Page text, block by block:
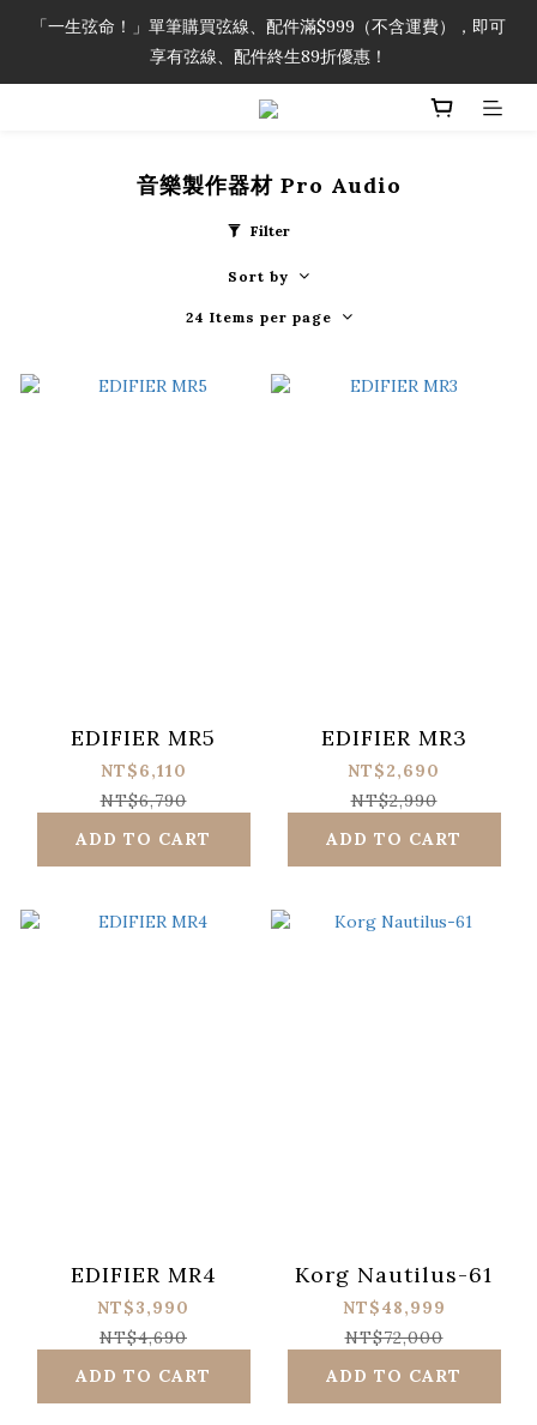
「一生弦命！」單筆購買弦線、配件滿$999（不含運費），即可
享有弦線、配件終生89折優惠！
「一生弦命！」單筆購買弦線、配件滿$999（不含運費），即可
享有弦線、配件終生89折優惠！
加入會員即領2000元購物金。 加入購物車查看更多折扣！
「一生弦命！」單筆購買弦線、配件滿$999（不含運費），即可
享有弦線、配件終生89折優惠！
音樂製作器材 Pro Audio
Filter
Sort by
24 Items per page
EDIFIER MR5
NT$6,110
NT$6,790
ADD TO CART
EDIFIER MR3
NT$2,690
NT$2,990
ADD TO CART
EDIFIER MR4
NT$3,990
NT$4,690
ADD TO CART
Korg Nautilus-61
NT$48,999
NT$72,000
ADD TO CART